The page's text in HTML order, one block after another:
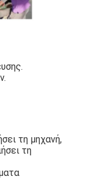
τη μηχανή,
τη